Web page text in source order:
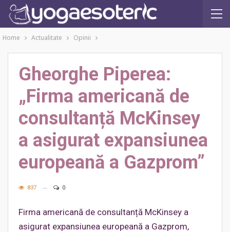
Home Actualitate Opinii
Gheorghe Piperea:
„Firma americană de
consultanță McKinsey
a asigurat expansiunea
europeană a Gazprom”
837 0
Firma americană de consultanță McKinsey a
asigurat expansiunea europeană a Gazprom,